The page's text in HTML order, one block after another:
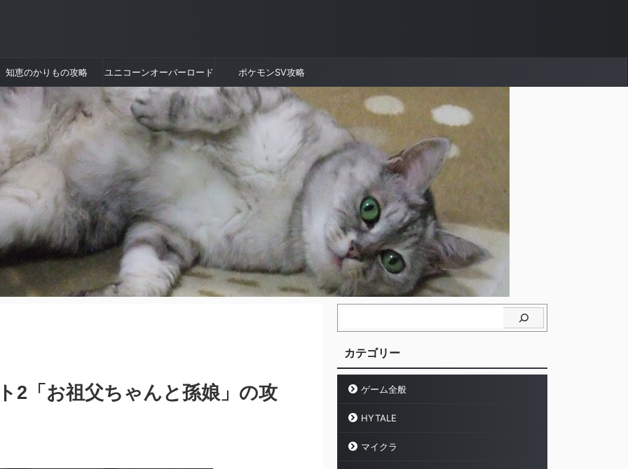
知恵のかりもの攻略 ユニコーンオーバーロード ポケモンSV攻略
2「お祖父ちゃんと孫娘」の攻
カテゴリー
ゲーム全般
HYTALE
マイクラ